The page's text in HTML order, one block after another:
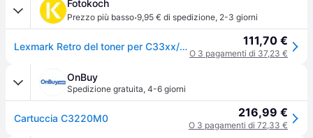
Fotokoch
Prezzo più basso·9,95 € di spedizione, 2-3 giorni
Lexmark Retro del toner per C33xx/MC32xx magenta 111,70 €
O 3 pagamenti di 37,23 €
OnBuy
Spedizione gratuita, 4-6 giorni
Cartuccia C3220M0 216,99 €
O 3 pagamenti di 72,33 €